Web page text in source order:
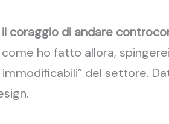
coraggio di andare
ho fatto allora,
immodificabili” del settore.